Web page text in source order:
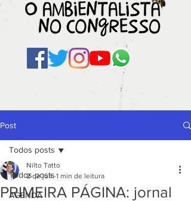
Post
Todos posts
AGENDA
Todos posts
PRIMEIRA PÁGINA: jornal
Nilto Tatto
2 de jun. 1 min de leitura